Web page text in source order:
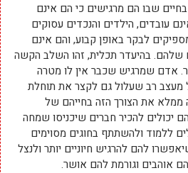
שבו הם מרגישים כי הם אינם
עובדים, הילדים והנכדים עסוקים
לבקר באופן קבוע, והם אינם
שלהם. בהיעדר תכלית, זהו השלב הקשה
אדם שמרגיש שכבר אין לו מטרה
מעצב רב שעלול גם לקצר את תוחלת
ממלא את הצורך הזה בחייהם של
יכולים להכיר חברים שיכניסו שמחה
ללמוד ולהשתתף בחוגים מסוימים
להם להרגיש חיוניים יותר ולנצל
אוהבים וגורמת להם אושר.